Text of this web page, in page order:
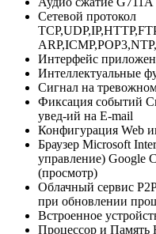
Сетевой протокол
Интерфейс
Интеллектуальные
Сигнал на
Фиксация событий
увед-ий на E-mail
Конфигурация Web
Браузер Microsoft
управление) Google
(просмотр)
Облачный сервис P2P
при обновлении
Встроенное
Процессор и Память